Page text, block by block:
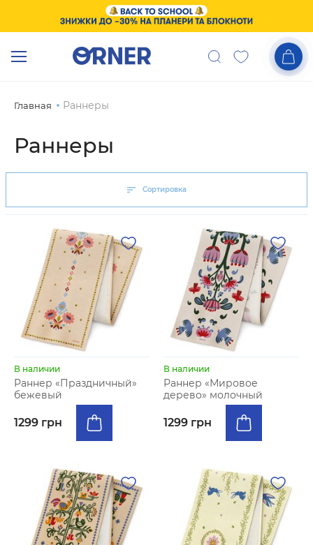
Главная Раннеры
Раннеры
Сортировка
В наличии
Раннер «Праздничный»
бежевый
1299 грн
В наличии
Раннер «Мировое
дерево» молочный
1299 грн